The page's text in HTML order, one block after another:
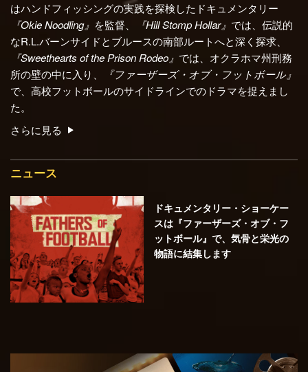
はハンドフィッシングの実践を探検したドキュメンタリー
『Okie Noodling』 を監督、 『Hill Stomp Hollar』 では、伝説的
なR.L.バーンサイドとブルースの南部ルートへと深く探求、
『Sweethearts of the Prison Rodeo』 では、オクラホマ州刑務
所の壁の中に入り、
『ファーザーズ・オブ・フットボール』
で、高校フットボールのサイドラインでのドラマを捉えまし
た。
さらに見る
ニュース
ドキュメンタリー・ショーケー
スは『ファーザーズ・オブ・フ
ットボール』で、気骨と栄光の
物語に結集します